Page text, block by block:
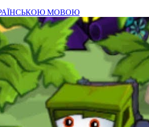
МОВОЮ